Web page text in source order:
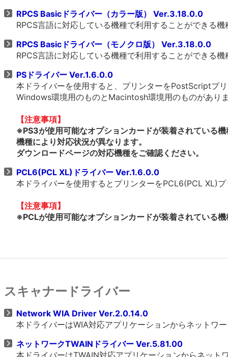
RPCS Basicドライバー（カラー版） Ver.3.18.0.0
RPCS言語に対応している機種で利用することができる
RPCS Basicドライバー（モノクロ版） Ver.3.18.0.0
RPCS言語に対応している機種で利用することができる
PSドライバー Ver.1.6.0.0
本ドライバーを使用すると、プリンターをPostScriptプ
Windows環境用のものとMacintosh環境用のものがあり
【注意事項】
※PS3が使用可能なオプションカードが装着されている
機種により対応状況が異なります。
ダウンロードページの対応機種をご確認ください。
PCL6(PCL XL)ドライバー Ver.1.6.0.0
本ドライバーを使用するとプリンターをPCL6(PCL XL)
【注意事項】
※PCLが使用可能なオプションカードが装着されている
スキャナードライバー
Network WIA Driver Ver.2.0.14.0
本ドライバーはWIA対応アプリケーションからネットワ
ネットワークTWAINドライバー Ver.5.81.00
本ドライバーはTWAIN対応アプリケーションからネッ